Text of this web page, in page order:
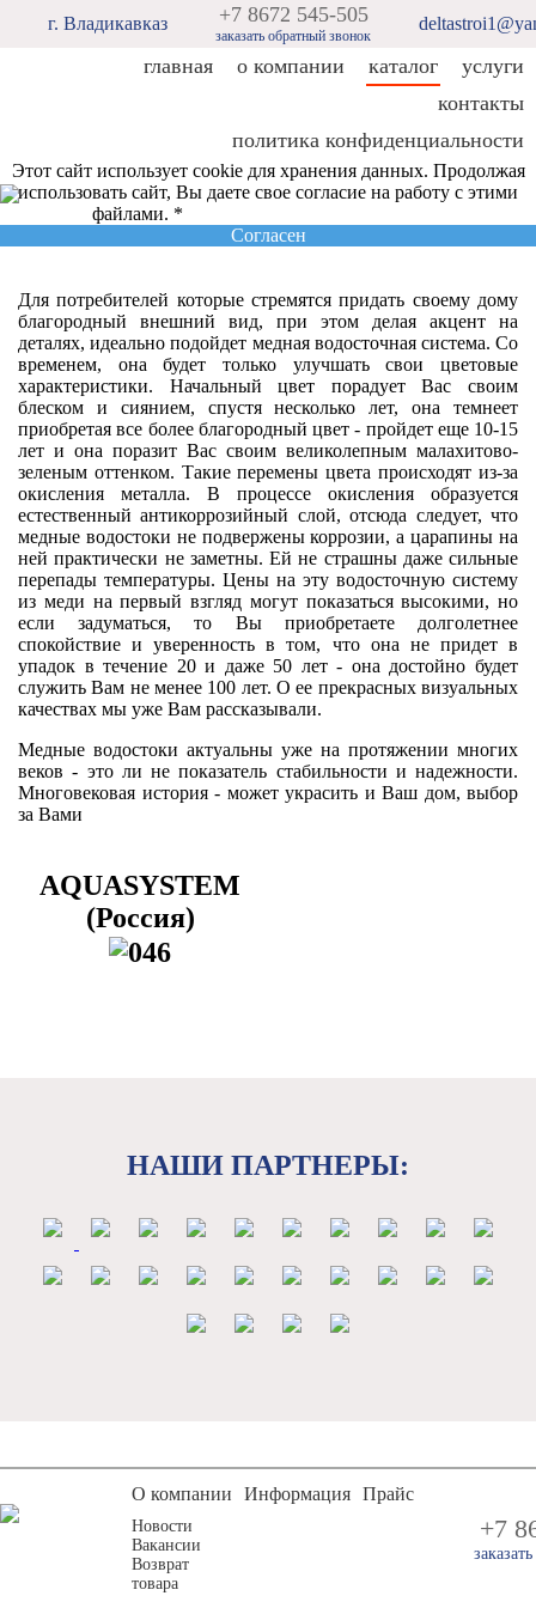
г. Владикавказ +7 8672 545-505
заказать обратный звонок
главная о компании каталог
услуги
контакты
политика конфиденциальности
Этот сайт использует cookie для хранения данных. Продолжая
использовать сайт, Вы даете свое согласие на работу с этими
файлами. *
Согласен
Для потребителей которые стремятся придать своему дому
благородный внешний вид, при этом делая акцент на
деталях, идеально подойдет медная водосточная система. Со
временем, она будет только улучшать свои цветовые
характеристики. Начальный цвет порадует Вас своим
блеском и сиянием, спустя несколько лет, она темнеет
приобретая все более благородный цвет - пройдет еще 10-15
лет и она поразит Вас своим великолепным малахитово-
зеленым оттенком. Такие перемены цвета происходят из-за
окисления металла. В процессе окисления образуется
естественный антикоррозийный слой, отсюда следует, что
медные водостоки не подвержены коррозии, а царапины на
ней практически не заметны. Ей не страшны даже сильные
перепады температуры. Цены на эту водосточную систему
из меди на первый взгляд могут показаться высокими, но
если задуматься, то Вы приобретаете долголетнее
спокойствие и уверенность в том, что она не придет в
упадок в течение 20 и даже 50 лет - она достойно будет
служить Вам не менее 100 лет. О ее прекрасных визуальных
качествах мы уже Вам рассказывали.
Медные водостоки актуальны уже на протяжении многих
веков - это ли не показатель стабильности и надежности.
Многовековая история - может украсить и Ваш дом, выбор
за Вами
AQUASYSTEM
(Россия)
НАШИ ПАРТНЕРЫ:
О компании Информация Прайс
Новости
Вакансии
Возврат
товара
+7